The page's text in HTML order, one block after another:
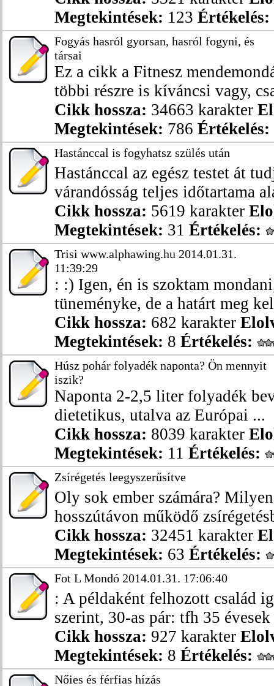
Megtekintések: 123 Értékelés:
Fogyás hasról gyorsan, hasról fogyni, és
társai
Ez a cikk a Fitnesz
többi részre is kíváncsi vagy,
Cikk hossza: 34663 karakter
Megtekintések: 786 Értékelés:
Hastánccal is fogyhatsz szülés után
Hastánccal az egész testet át
várandósság teljes időtartama
Cikk hossza: 5619 karakter
Megtekintések: 31 Értékelés:
Trisi www.alphawing.hu 2014.01.31.
11:39:29
: :) Igen, én is szoktam
tüneményke, de a határt meg
Cikk hossza: 682 karakter
Megtekintések: 8 Értékelés:
Húsz pohár folyadék naponta? Ön mennyit
iszik?
Naponta 2-2,5 liter folyadék
dietetikus, utalva az Európai ...
Cikk hossza: 8039 karakter
Megtekintések: 11 Értékelés:
Zsírégetés leegyszerűsítve
Oly sok ember számára?
hosszútávon működő
Cikk hossza: 32451 karakter
Megtekintések: 63 Értékelés:
Fot L Mondó 2014.01.31. 17:06:40
: A példaként felhozott család
szerint, 30-as pár: tfh 35 évesek
Cikk hossza: 927 karakter
Megtekintések: 8 Értékelés:
Nőies és férfias hízás